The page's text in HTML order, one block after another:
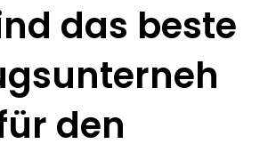
das beste
den